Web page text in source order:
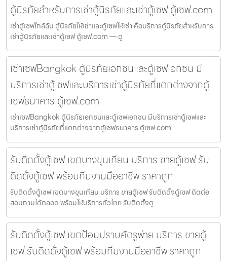
ตู้นิรภัยสำหรับการเช่าตู้นิรภัยและเช่าตู้เซฟ ตู้เซฟ.com
เช่าตู้เซฟใกล้ฉัน ตู้นิรภัยให้เช่าและตู้เซฟให้เช่า คือบริการตู้นิรภัยสำหรับการ
เช่าตู้นิรภัยและเช่าตู้เซฟ ตู้เซฟ.com — ตู
เช่าเซฟBangkok ตู้นิรภัยเอกชนและตู้เซฟเอกชน มี
บริการเช่าตู้เซฟและบริการเช่าตู้นิรภัยที่แตกต่างจากตู้
เซฟธนาคาร ตู้เซฟ.com
เช่าเซฟBangkok ตู้นิรภัยเอกชนและตู้เซฟเอกชน มีบริการเช่าตู้เซฟและ
บริการเช่าตู้นิรภัยที่แตกต่างจากตู้เซฟธนาคาร ตู้เซฟ.com
รับติดตั้งตู้เซฟ เขตบางขุนเทียน บริการ ขายตู้เซฟ รับ
ติดตั้งตู้เซฟ พร้อมทีมงานมืออาชีพ ราคาถูก
รับติดตั้งตู้เซฟ เขตบางขุนเทียน บริการ ขายตู้เซฟ รับติดตั้งตู้เซฟ ติดต่อ
สอบถามได้ตลอด พร้อมให้บริการทั่วไทย รับติดตั้งตู
รับติดตั้งตู้เซฟ เขตป้อมปราบศัตรูพ่าย บริการ ขายตู้
เซฟ รับติดตั้งตู้เซฟ พร้อมทีมงานมืออาชีพ ราคาถูก